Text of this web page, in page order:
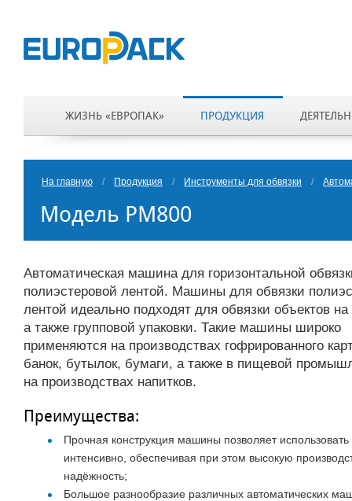
ЖИЗНЬ «ЕВРОПАК» ПРОДУКЦИЯ
На главную / Продукция / Инструменты для обвязки /
Модель PM800
Автоматическая машина для горизонтальной
полиэстеровой лентой. Машины для обвязки
лентой идеально подходят для обвязки объектов
а также групповой упаковки. Такие машины широко
применяются на производствах гофрированного
банок, бутылок, бумаги, а также в пищевой
на производствах напитков.
Преимущества:
Прочная конструкция машины позволяет использовать
интенсивно, обеспечивая при этом высокую
надёжность;
Большое разнообразие различных автоматических